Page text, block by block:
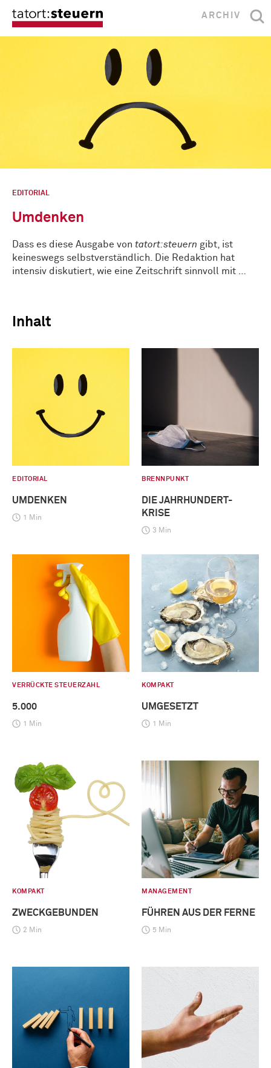
ARCHIV
EDITORIAL
Umdenken
Dass es diese Ausgabe von tatort:steuern gibt, ist
keineswegs selbstverständlich. Die Redaktion hat
intensiv diskutiert, wie eine Zeitschrift sinnvoll mit …
Inhalt
EDITORIAL
UMDENKEN
1 Min
BRENNPUNKT
DIE JAHRHUNDERT-
KRISE
3 Min
VERRÜCKTE STEUERZAHL
5.000
1 Min
KOMPAKT
UMGESETZT
1 Min
KOMPAKT
ZWECKGEBUNDEN
2 Min
MANAGEMENT
FÜHREN AUS DER FERNE
5 Min